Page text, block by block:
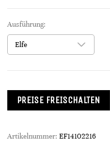
Ausführung:
PREISE FREISCHALTEN
Artikelnummer: EF14102216